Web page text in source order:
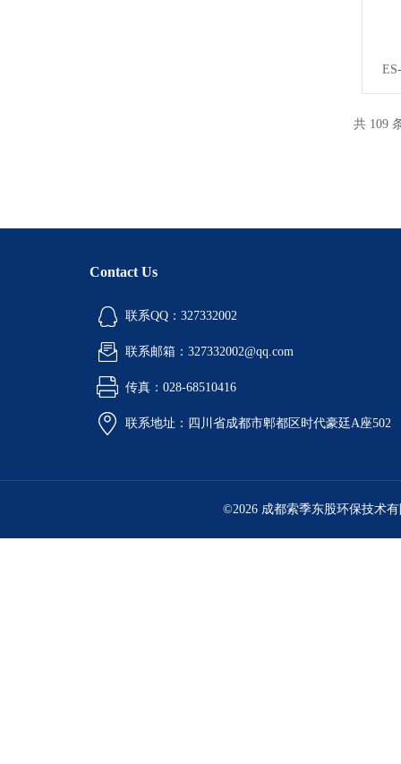
共 109
Contact Us
联系QQ：327332002
联系邮箱：327332002@qq.com
传真：028-68510416
联系地址：四川省成都市郫都区时代豪廷A座502
©2026 成都索季东股环保技术